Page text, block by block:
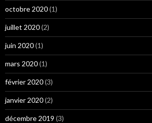
octobre 2020(1)
juillet 2020(2)
juin 2020(1)
mars 2020(1)
février 2020(3)
janvier 2020(2)
décembre 2019 (3)